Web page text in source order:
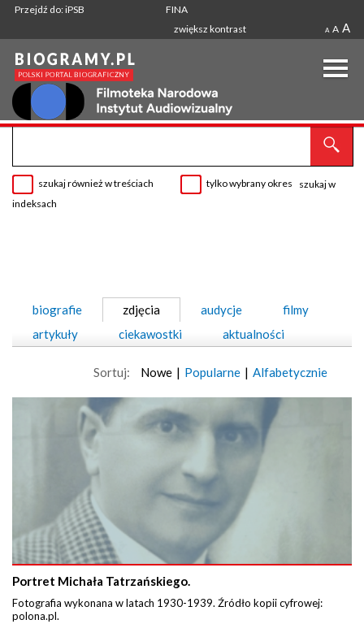
Przejdź do: iPSB
FINA
zwiększ kontrast
A A A
szukaj również w treściach tylko wybrany okres
szukaj w
indeksach
biografie zdjęcia audycje
filmy
artykuły
ciekawostki aktualności
Sortuj: Nowe | Popularne | Alfabetycznie
Portret Michała Tatrzańskiego.
Fotografia wykonana w latach 1930-1939. Źródło kopii cyfrowej:
polona.pl.